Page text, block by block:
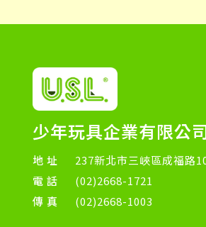
少年玩具企業有限公
地址
237新北市三峽區成福路
電話
(02)2668-1721
傳真
(02)2668-1003